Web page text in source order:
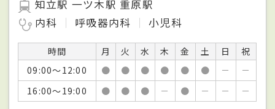
知立駅 一ツ木駅 重原駅
内科
呼吸器内科 小児科
時間 月 火 水 木 金 土 日
祝
09:00～12:00
● ● ● ● ● ● －
－
16:00～19:00
● ● ● － ● － － －